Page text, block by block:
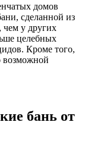
домов
сделанной из
чем у других
целебных
Кроме того,
возможной
бань от